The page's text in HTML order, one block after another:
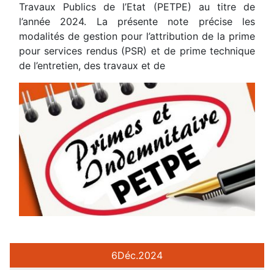
Travaux Publics de l’Etat (PETPE) au titre de
l’année 2024. La présente note précise les
modalités de gestion pour l’attribution de la prime
pour services rendus (PSR) et de prime technique
de l’entretien, des travaux et de
6Déc.2024